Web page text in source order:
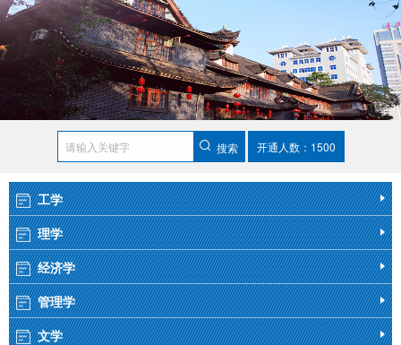
搜索 开通人数：1500
工学
理学
经济学
管理学
文学